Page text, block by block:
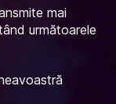
mai
următoarele